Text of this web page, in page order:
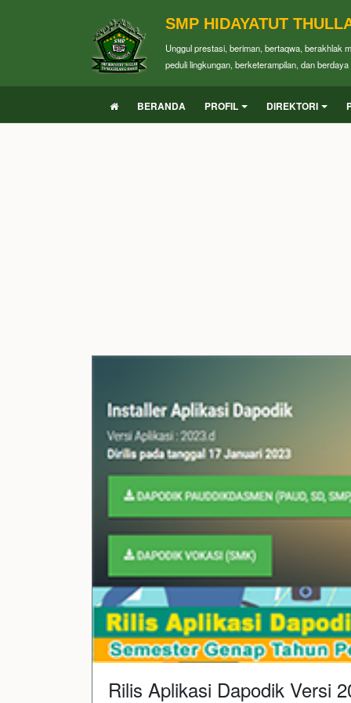
SMP HIDAYATUT
Unggul prestasi, beriman, bertaqwa, berakhlak
peduli lingkungan, berketerampilan, dan
BERANDA PROFIL DIREKTORI
Rilis Aplikasi Dapodik Versi